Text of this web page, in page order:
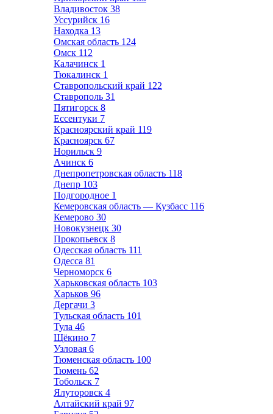
Владивосток 38
Уссурийск 16
Находка 13
Омская область 124
Омск 112
Калачинск 1
Тюкалинск 1
Ставропольский край 122
Ставрополь 31
Пятигорск 8
Ессентуки 7
Красноярский край 119
Красноярск 67
Норильск 9
Ачинск 6
Днепропетровская область 118
Днепр 103
Подгородное 1
Кемеровская область — Кузбасс 116
Кемерово 30
Новокузнецк 30
Прокопьевск 8
Одесская область 111
Одесса 81
Черноморск 6
Харьковская область 103
Харьков 96
Дергачи 3
Тульская область 101
Тула 46
Щёкино 7
Узловая 6
Тюменская область 100
Тюмень 62
Тобольск 7
Ялуторовск 4
Алтайский край 97